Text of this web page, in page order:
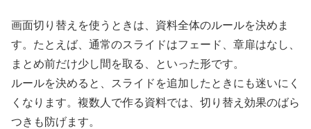
画面切り替えを使うときは、資料全体のルールを決めま
す。たとえば、通常のスライドはフェード、章扉はなし、
まとめ前だけ少し間を取る、といった形です。
ルールを決めると、スライドを追加したときにも迷いにく
くなります。複数人で作る資料では、切り替え効果のばら
つきも防げます。